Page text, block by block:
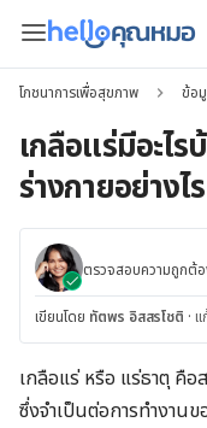
โภชนาการเพื่อสุขภาพ ข้อ
เกลือแร่มีอะไ
ร่างกายอย่างไร
ตรวจสอบความถูกต้
เขียนโดย ทัตพร อิสสรโชติ ·
เกลือแร่ หรือ แร่ธาตุ คื
ซึ่งจำเป็นต่อการทำงาน